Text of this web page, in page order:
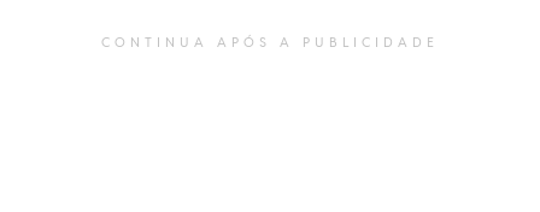
CONTINUA APÓS A PUBLICIDADE